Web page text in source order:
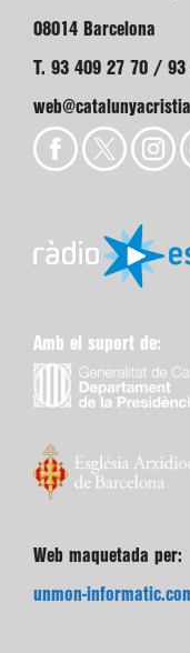
08014 Barcelona
T. 93 409 27 70 / 93
Amb el suport de:
Web maquetada per:
unmon-